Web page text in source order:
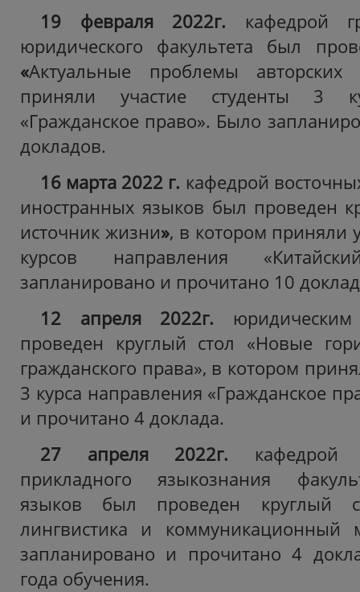
19 февраля 2022г. кафедрой
юридического факультета был
«Актуальные проблемы
приняли участие студенты 3
«Гражданское право». Было
докладов.
16 марта 2022 г. кафедрой
иностранных языков был проведен
источник жизни», в котором приняли
курсов направления
запланировано и прочитано 10
12 апреля 2022г.
проведен круглый стол «Новые
гражданского права», в котором
3 курса направления «Гражданское
и прочитано 4 доклада.
27 апреля 2022г. кафедрой
прикладного языкознания
языков был проведен круглый
лингвистика и коммуникационный
запланировано и прочитано 4
года обучения.